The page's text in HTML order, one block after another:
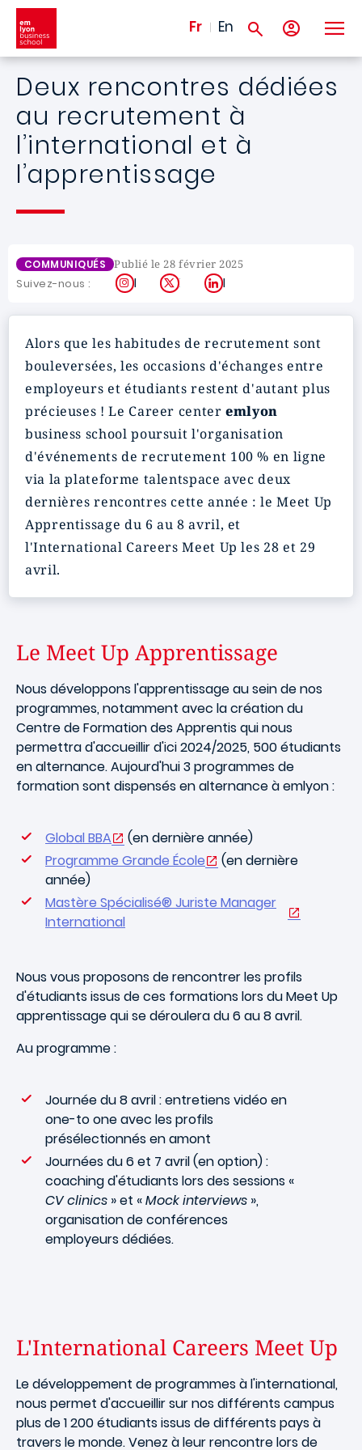
Aller au contenu principal
Fr En
Deux rencontres dédiées
au recrutement à
l’international et à
l’apprentissage
COMMUNIQUÉS Publié le 28 février 2025
Suivez-nous : Instagram
X LinkedIn
Alors que les habitudes de recrutement sont
bouleversées, les occasions d'échanges entre
employeurs et étudiants restent d'autant plus
précieuses ! Le Career centeremlyon
business school poursuit l'organisation
d'événements de recrutement 100 % en ligne
via la plateforme talentspace avec deux
dernières rencontres cette année : le Meet Up
Apprentissage du 6 au 8 avril, et
l'International Careers Meet Up les 28 et 29
avril.
Le Meet Up Apprentissage
Nous développons l'apprentissage au sein de nos
programmes, notamment avec la création du
Centre de Formation des Apprentis qui nous
permettra d'accueillir d'ici 2024/2025, 500 étudiants
en alternance. Aujourd'hui 3 programmes de
formation sont dispensés en alternance à emlyon :
Global BBA
(en dernière année)
Programme Grande École
(en dernière
année)
Mastère Spécialisé® Juriste Manager
International
Nous vous proposons de rencontrer les profils
d'étudiants issus de ces formations lors du Meet Up
apprentissage qui se déroulera du 6 au 8 avril.
Au programme :
Journée du 8 avril : entretiens vidéo en
one-to one avec les profils
présélectionnés en amont
Journées du 6 et 7 avril (en option) :
coaching d'étudiants lors des sessions «
CV clinics » et «Mock interviews »,
organisation de conférences
employeurs dédiées.
L'International Careers Meet Up
Le développement de programmes à l'international,
nous permet d'accueillir sur nos différents campus
plus de 1 200 étudiants issus de différents pays à
travers le monde. Venez à leur rencontre lors de